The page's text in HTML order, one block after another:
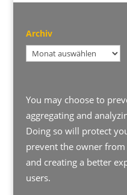
Archiv
Archiv
You may choose to
aggregating and
Doing so will protect
prevent the owner
and creating a better
users.